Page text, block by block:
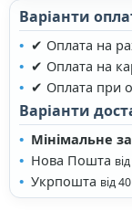
Варіанти
✔ Оплата на
✔ Оплата на
✔ Оплата при
Варіанти
Мінімальне
Нова Пошта
Укрпошта від